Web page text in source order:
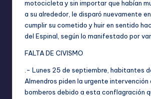
motocicleta y sin importar que habían
a su alrededor, le disparó nuevamente
cumplir su cometido y huir en sentido
del Espinal, según lo manifestado por
FALTA DE CIVISMO
.- Lunes 25 de septiembre, habitantes
Almendros piden la urgente intervención
bomberos debido a esta conflagración